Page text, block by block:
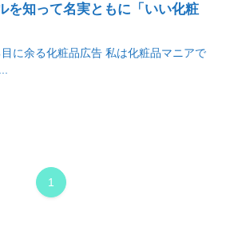
を知って名実ともに「いい化粧
目に余る化粧品広告 私は化粧品マニアで
1